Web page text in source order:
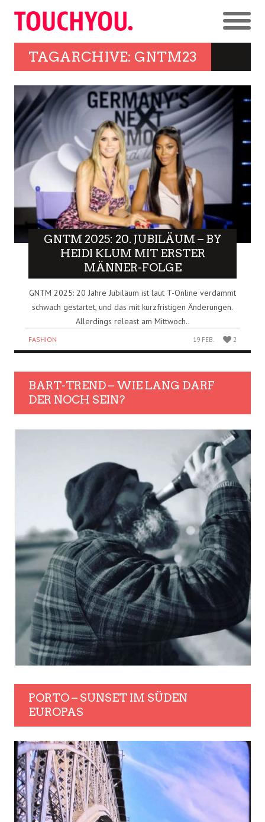
TAGARCHIVE: GNTM23
GNTM 2025: 20. JUBILÄUM – BY
HEIDI KLUM MIT ERSTER
MÄNNER-FOLGE
GNTM 2025: 20 Jahre Jubiläum ist laut T-Online verdammt
schwach gestartet, und das mit kurzfristigen Änderungen.
Allerdings releast am Mittwoch..
FASHION 19 FEB. 2
BART-TREND – WIE LANG DARF
DER NOCH SEIN?
PORTO – SUNSET IM SÜDEN
EUROPAS